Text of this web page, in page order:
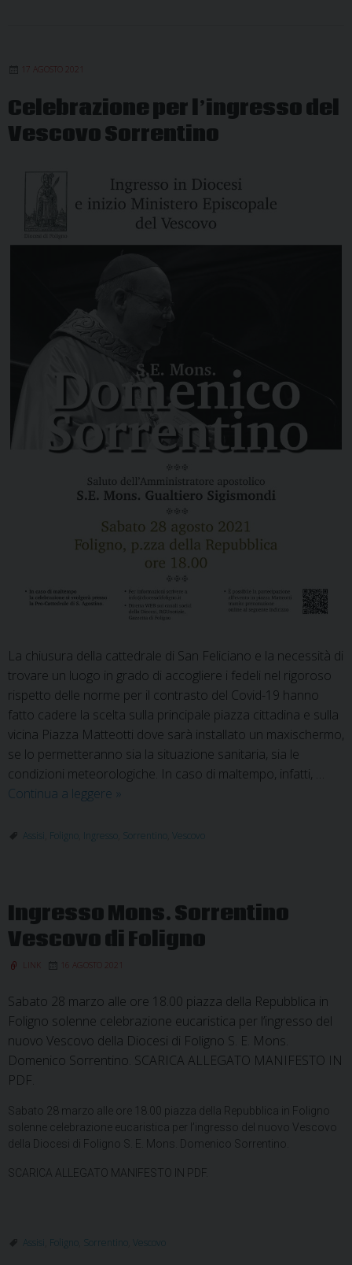
17 AGOSTO 2021
Celebrazione per l’ingresso del
Vescovo Sorrentino
La chiusura della cattedrale di San Feliciano e la necessità di
trovare un luogo in grado di accogliere i fedeli nel rigoroso
rispetto delle norme per il contrasto del Covid-19 hanno
fatto cadere la scelta sulla principale piazza cittadina e sulla
vicina Piazza Matteotti dove sarà installato un maxischermo,
se lo permetteranno sia la situazione sanitaria, sia le
condizioni meteorologiche. In caso di maltempo, infatti, …
Continua a leggere Celebrazione
l’ingresso
»
Assisi Foligno Ingresso Sorrentino Vescovo
Ingresso Mons. Sorrentino
Vescovo di Foligno
LINK 16 AGOSTO 2021
Sabato 28 marzo alle ore 18.00 piazza della Repubblica in
Foligno solenne celebrazione eucaristica per l’ingresso del
nuovo Vescovo della Diocesi di Foligno S. E. Mons.
Domenico Sorrentino. SCARICA ALLEGATO MANIFESTO IN
PDF.
Sabato 28 marzo alle ore 18.00 piazza della Repubblica in Foligno
solenne celebrazione eucaristica per l’ingresso del nuovo Vescovo
della Diocesi di Foligno S. E. Mons. Domenico Sorrentino.
SCARICA ALLEGATO MANIFESTO IN PDF.
Assisi Foligno Sorrentino Vescovo